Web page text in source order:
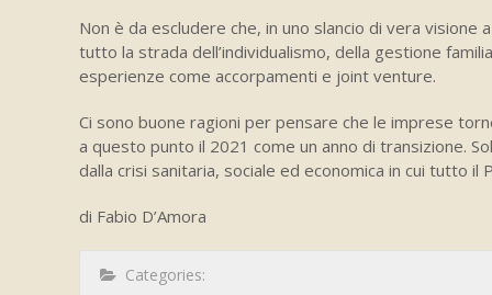
Non è da escludere che, in uno slancio di vera
tutto la strada dell’individualismo, della gestione
esperienze come accorpamenti e joint venture.
Ci sono buone ragioni per pensare che le imprese
a questo punto il 2021 come un anno di transizione.
dalla crisi sanitaria, sociale ed economica in cui tutto il
di Fabio D’Amora
Categories: